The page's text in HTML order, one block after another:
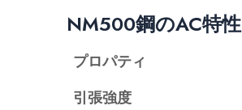
NM500鋼のAC特性
プロパティ
引張強度